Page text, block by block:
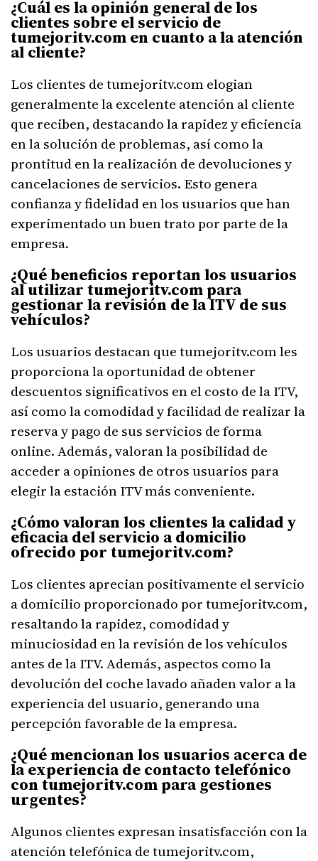
¿Cuál es la opinión general de los
clientes sobre el servicio de
tumejoritv.com en cuanto a la atención
al cliente?
Los clientes de tumejoritv.com elogian
generalmente la excelente atención al cliente
que reciben, destacando la rapidez y eficiencia
en la solución de problemas, así como la
prontitud en la realización de devoluciones y
cancelaciones de servicios. Esto genera
confianza y fidelidad en los usuarios que han
experimentado un buen trato por parte de la
empresa.
¿Qué beneficios reportan los usuarios
al utilizar tumejoritv.com para
gestionar la revisión de la ITV de sus
vehículos?
Los usuarios destacan que tumejoritv.com les
proporciona la oportunidad de obtener
descuentos significativos en el costo de la ITV,
así como la comodidad y facilidad de realizar la
reserva y pago de sus servicios de forma
online. Además, valoran la posibilidad de
acceder a opiniones de otros usuarios para
elegir la estación ITV más conveniente.
¿Cómo valoran los clientes la calidad y
eficacia del servicio a domicilio
ofrecido por tumejoritv.com?
Los clientes aprecian positivamente el servicio
a domicilio proporcionado por tumejoritv.com,
resaltando la rapidez, comodidad y
minuciosidad en la revisión de los vehículos
antes de la ITV. Además, aspectos como la
devolución del coche lavado añaden valor a la
experiencia del usuario, generando una
percepción favorable de la empresa.
¿Qué mencionan los usuarios acerca de
la experiencia de contacto telefónico
con tumejoritv.com para gestiones
urgentes?
Algunos clientes expresan insatisfacción con la
atención telefónica de tumejoritv.com,